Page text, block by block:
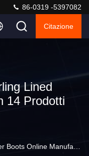
86-0319 -5397082
Citazione
Lined
14 Prodotti